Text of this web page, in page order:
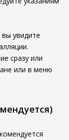
увидите
сразу или
или в меню